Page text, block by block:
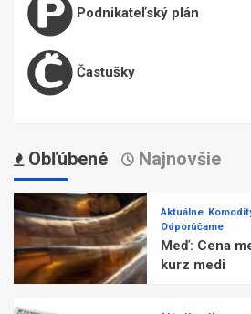
Podnikateľský plán
Častušky
Obľúbené Najnovšie
Aktuálne
Odporúčame
Meď: Cena
kurz medi